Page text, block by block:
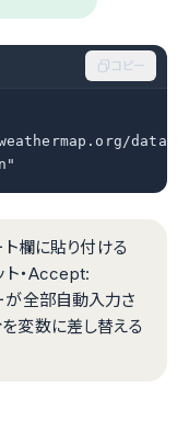
コピー
data/2.5/
欄に貼り付ける
ト・Accept:
全部自動入力さ
変数に差し替える